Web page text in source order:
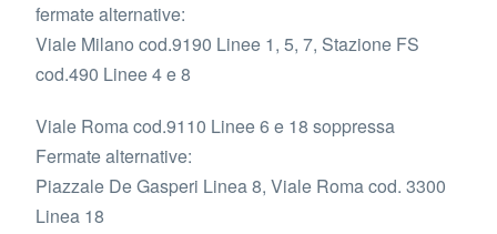
fermate alternative:
Viale Milano cod.9190 Linee 1, 5, 7, Stazione FS
cod.490 Linee 4 e 8
Viale Roma cod.9110 Linee 6 e 18 soppressa
Fermate alternative:
Piazzale De Gasperi Linea 8, Viale Roma cod. 3300
Linea 18